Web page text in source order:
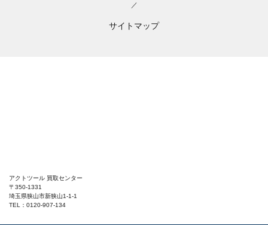
／
サイトマップ
アクトツール 買取センター
〒350-1331
埼玉県狭山市新狭山1-1-1
TEL：0120-907-134